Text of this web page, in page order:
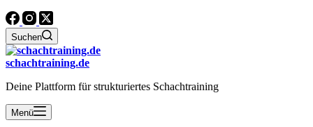
Suchen
schachtraining.de
Deine Plattform für strukturiertes Schachtraining
Menü